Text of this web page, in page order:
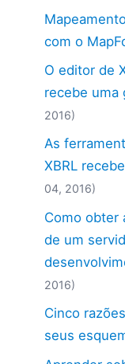
com o
O editor de
recebe uma
2016)
As
XBRL
04, 2016)
Como obter
de um
2016)
Cinco
seus